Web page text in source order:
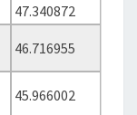
47.340872
46.716955
45.966002